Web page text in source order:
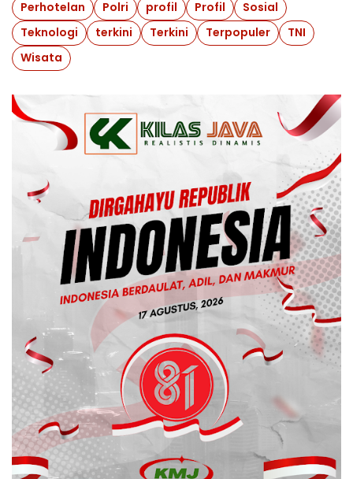
Perhotelan
Polri profil Profil
Sosial
Teknologi
terkini Terkini Terpopuler
TNI
Wisata